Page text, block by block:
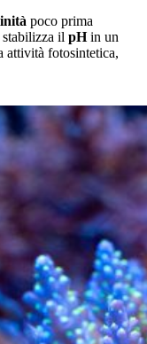
poco prima
il pHin un
attività fotosintetica,